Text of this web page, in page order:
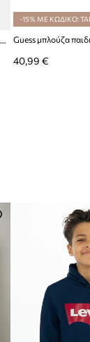
Μπλούζα μωρού United Colors of Benetton
-15% ΜΕ ΚΩΔΙΚΟ:
Guess μπλούζα
40,99 €